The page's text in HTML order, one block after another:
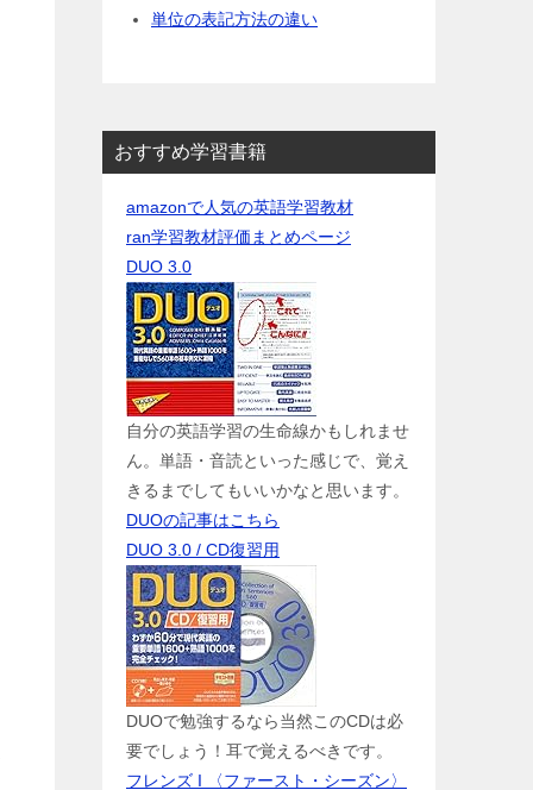
単位の表記方法の違い
おすすめ学習書籍
amazonで人気の英語学習教材
ran学習教材評価まとめページ
DUO 3.0
自分の英語学習の生命線かもしれませ
ん。単語・音読といった感じで、覚え
きるまでしてもいいかなと思います。
DUOの記事はこちら
DUO 3.0 / CD復習用
DUOで勉強するなら当然このCDは必
要でしょう！耳で覚えるべきです。
フレンズ I 〈ファースト・シーズン〉